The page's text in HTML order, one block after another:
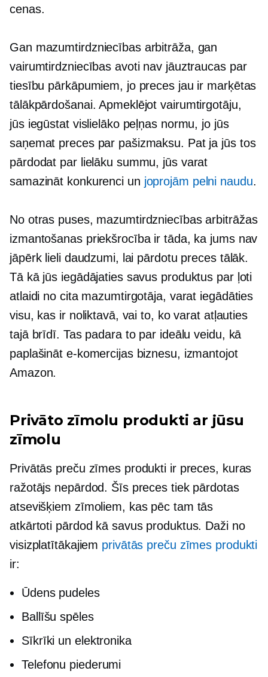
cenas.
Gan mazumtirdzniecības arbitrāža, gan
vairumtirdzniecības avoti nav jāuztraucas par
tiesību pārkāpumiem, jo ​​preces jau ir marķētas
tālākpārdošanai. Apmeklējot vairumtirgotāju,
jūs iegūstat vislielāko peļņas normu, jo jūs
saņemat preces par pašizmaksu. Pat ja jūs tos
pārdodat par lielāku summu, jūs varat
samazināt konkurenci un joprojām pelni naudu.
No otras puses, mazumtirdzniecības arbitrāžas
izmantošanas priekšrocība ir tāda, ka jums nav
jāpērk lieli daudzumi, lai pārdotu preces tālāk.
Tā kā jūs iegādājaties savus produktus par ļoti
atlaidi no cita mazumtirgotāja, varat iegādāties
visu, kas ir noliktavā, vai to, ko varat atļauties
tajā brīdī. Tas padara to par ideālu veidu, kā
paplašināt e-komercijas biznesu, izmantojot
Amazon.
Privāto zīmolu produkti ar jūsu
zīmolu
Privātās preču zīmes produkti ir preces, kuras
ražotājs nepārdod. Šīs preces tiek pārdotas
atsevišķiem zīmoliem, kas pēc tam tās
atkārtoti pārdod kā savus produktus. Daži no
visizplatītākajiem privātās preču zīmes produkti
ir:
Ūdens pudeles
Ballīšu spēles
Sīkrīki un elektronika
Telefonu piederumi